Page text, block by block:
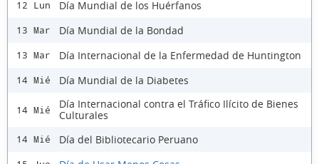
12 Lun Día Mundial de los Huérfanos
13 Mar Día Mundial de la Bondad
13 Mar Día Internacional de la Enfermedad de Huntington
14 Mié Día Mundial de la Diabetes
14 Mié
Día Internacional contra el Tráfico Ilícito de Bienes
Culturales
14 Mié Día del Bibliotecario Peruano